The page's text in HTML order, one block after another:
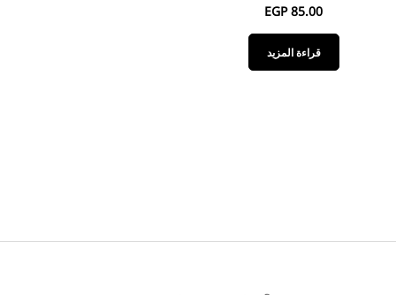
EGP85.00
قراءة المزيد